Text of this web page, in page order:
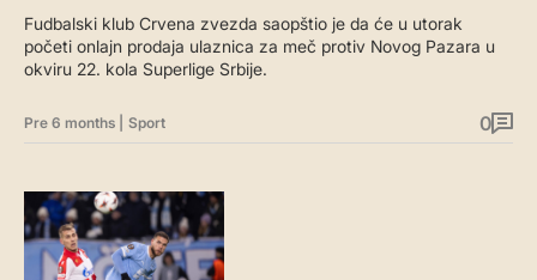
Fudbalski klub Crvena zvezda saopštio je da će u utorak
početi onlajn prodaja ulaznica za meč protiv Novog Pazara u
okviru 22. kola Superlige Srbije.
Pre 6 months Sport 0